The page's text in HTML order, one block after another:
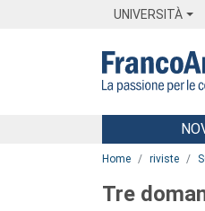
UNIVERSITÀ
Menu
Home riviste
Tre